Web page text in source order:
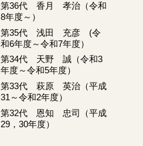
第36代 香月 孝治（令和
8年度～）
第35代 浅田 充彦 (令
和6年度～令和7年度）
第34代 天野 誠（令和3
年度～令和5年度）
第33代 萩原 英治（平成
31～令和2年度）
第32代 恩知 忠司（平成
29，30年度）